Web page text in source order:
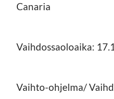
Canaria
Vaihdossaoloaika:
Vaihto-ohjelma/